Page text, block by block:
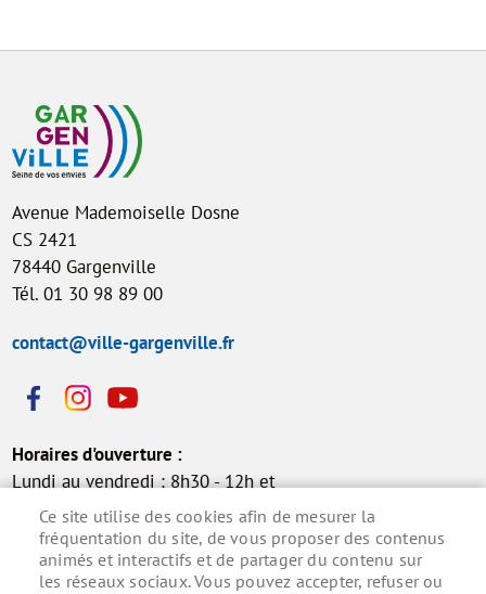
Avenue Mademoiselle Dosne
CS 2421
78440 Gargenville
Tél. 01 30 98 89 00
contact@ville-gargenville.fr
Horaires d'ouverture :
Lundi au vendredi : 8h30 - 12h et
13h30 - 17h30
Samedi : 9h - 12h (permanence
état civil)
Ce site utilise des cookies afin de mesurer la
fréquentation du site, de vous proposer des contenus
animés et interactifs et de partager du contenu sur
les réseaux sociaux. Vous pouvez accepter, refuser ou